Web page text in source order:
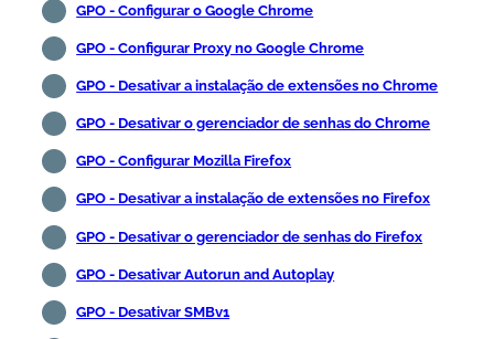
GPO - Configurar o Google Chrome
GPO - Configurar Proxy no Google Chrome
GPO - Desativar a instalação de extensões no Chrome
GPO - Desativar o gerenciador de senhas do Chrome
GPO - Configurar Mozilla Firefox
GPO - Desativar a instalação de extensões no Firefox
GPO - Desativar o gerenciador de senhas do Firefox
GPO - Desativar Autorun and Autoplay
GPO - Desativar SMBv1